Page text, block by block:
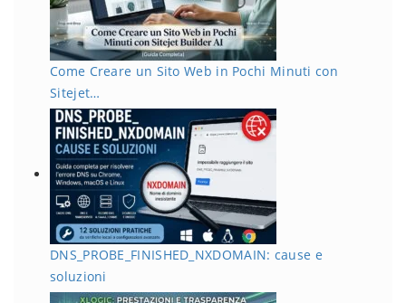
Come Creare un Sito Web in Pochi Minuti con
Sitejet…
DNS_PROBE_FINISHED_NXDOMAIN: cause e
soluzioni